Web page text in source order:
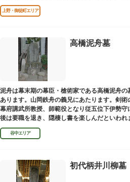
て今日に及んでいます。
上野・御徒町エリア
高橋泥舟墓
泥舟は幕末期の幕臣・槍術家である高橋泥舟
あります。山岡鉄舟の義兄にあたります。剣術
幕府講武所教授、師範役となり従五位下伊勢
後は要職を退き、隠棲し書を楽しんだといわ
に幕末の三舟といわれています。
谷中エリア
初代柄井川柳墓